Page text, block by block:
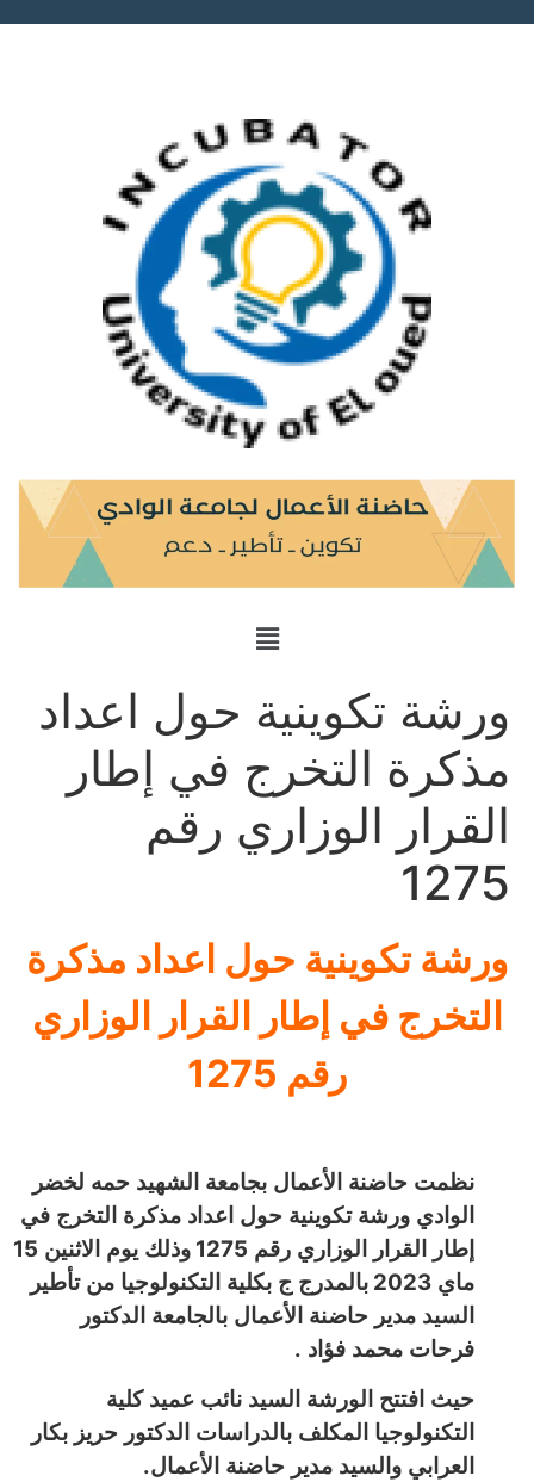
ورشة تكوينية حول اعداد
مذكرة التخرج في إطار
القرار الوزاري رقم
1275
ورشة تكوينية حول اعداد مذكرة
التخرج في إطار القرار الوزاري
رقم 1275
نظمت حاضنة الأعمال بجامعة الشهيد حمه لخضر
الوادي ورشة تكوينية حول اعداد مذكرة التخرج في
إطار القرار الوزاري رقم 1275 وذلك يوم الاثنين 15
ماي 2023 بالمدرج ج بكلية التكنولوجيا من تأطير
السيد مدير حاضنة الأعمال بالجامعة الدكتور
فرحات محمد فؤاد .
حيث افتتح الورشة السيد نائب عميد كلية
التكنولوجيا المكلف بالدراسات الدكتور حريز بكار
العرابي والسيد مدير حاضنة الأعمال.